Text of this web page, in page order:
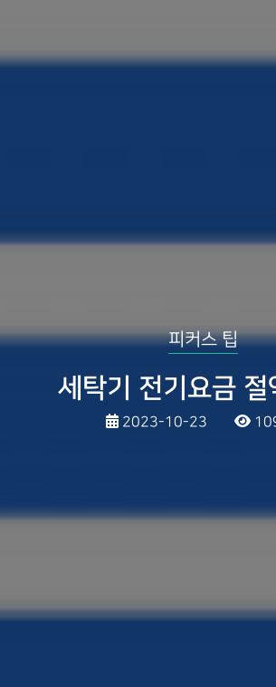
피커스 팁
세탁기 전기요금 절
2023-10-23